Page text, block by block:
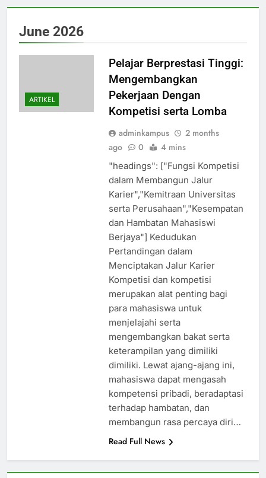
June 2026
ARTIKEL
Pelajar Berprestasi Tinggi:
Mengembangkan
Pekerjaan Dengan
Kompetisi serta Lomba
adminkampus
2 months
ago
0 4 mins
"headings": ["Fungsi Kompetisi
dalam Membangun Jalur
Karier","Kemitraan Universitas
serta Perusahaan","Kesempatan
dan Hambatan Mahasiswi
Berjaya"] Kedudukan
Pertandingan dalam
Menciptakan Jalur Karier
Kompetisi dan kompetisi
merupakan alat penting bagi
para mahasiswa untuk
menjelajahi serta
mengembangkan bakat serta
keterampilan yang dimiliki
dimiliki. Lewat ajang-ajang ini,
mahasiswa dapat mengasah
kompetensi pribadi, beradaptasi
terhadap hambatan, dan
membangun rasa percaya diri…
Read Full News